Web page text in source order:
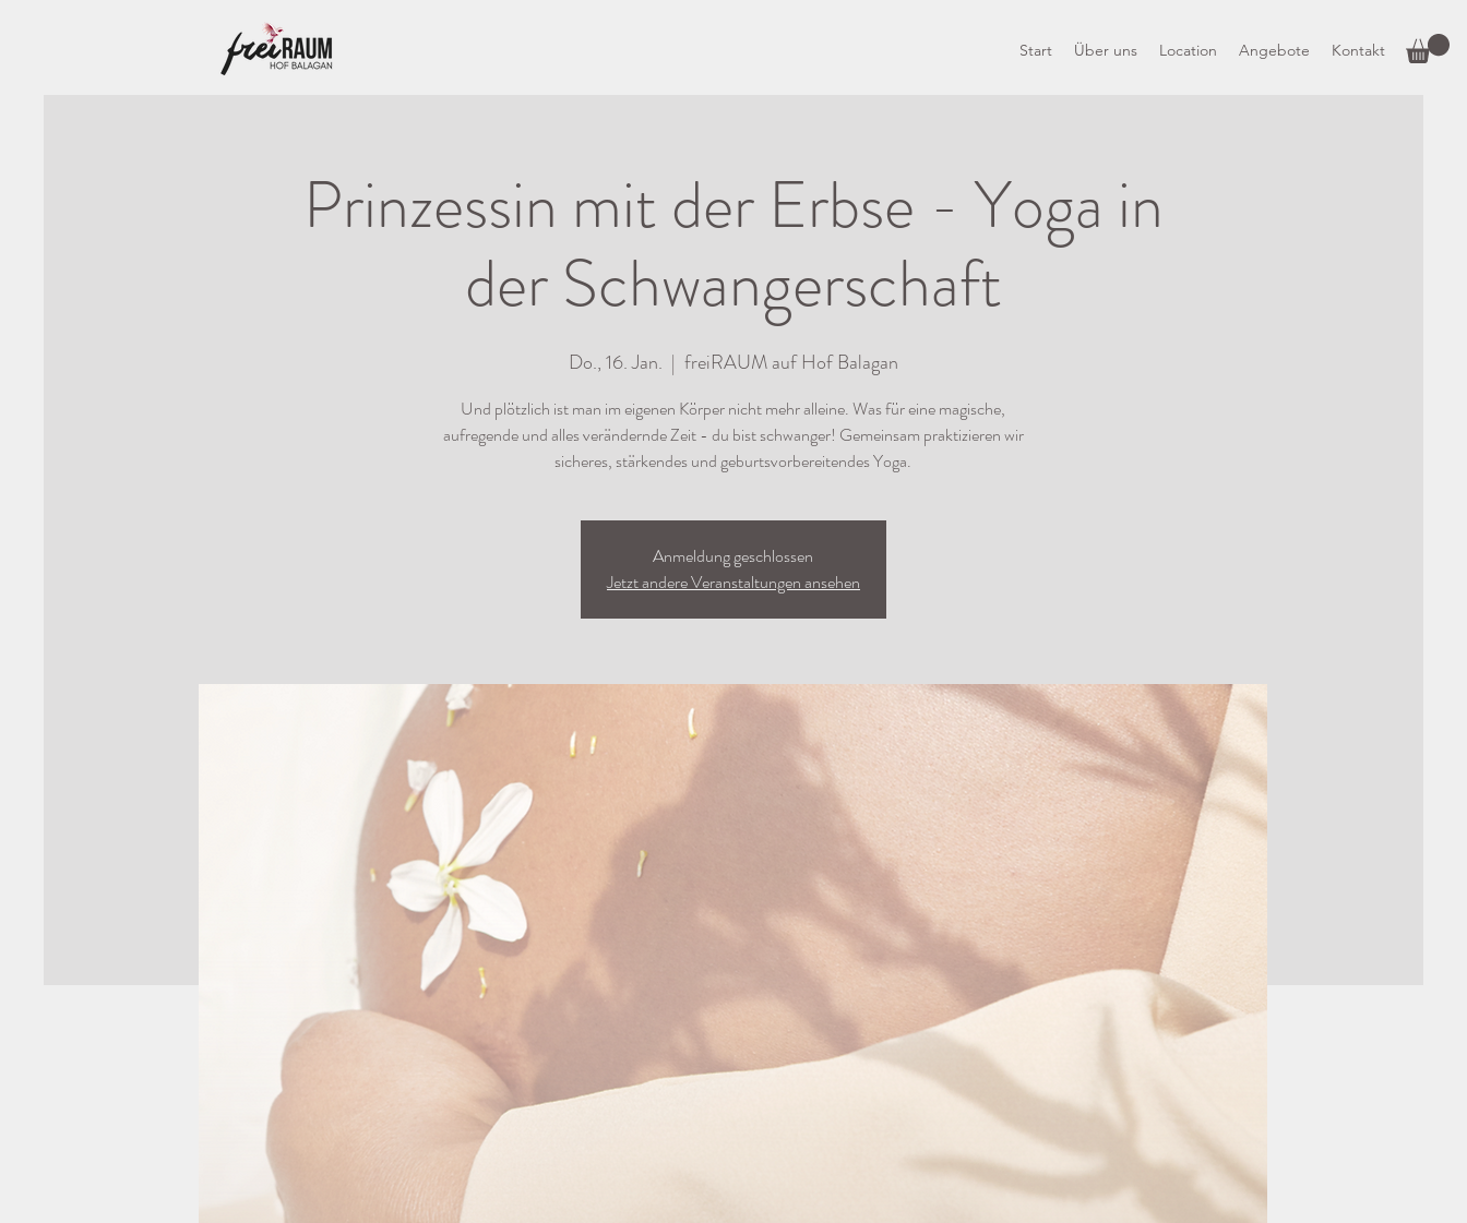
Start Über uns Location Angebote Kontakt
Prinzessin mit der Erbse - Yoga in
der Schwangerschaft
Do., 16. Jan.
  |
freiRAUM auf Hof Balagan
Und plötzlich ist man im eigenen Körper nicht mehr alleine. Was für eine magische,
aufregende und alles verändernde Zeit - du bist schwanger! Gemeinsam praktizieren wir
sicheres, stärkendes und geburtsvorbereitendes Yoga.
Anmeldung geschlossen
Jetzt andere Veranstaltungen ansehen